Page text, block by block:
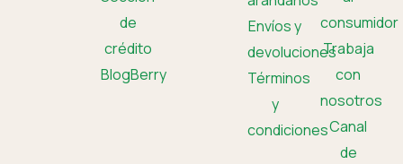
de
crédito
BlogBerry
Envíos y
devoluciones
Términos
y
condiciones
consumidor
Trabaja
con
nosotros
Canal
de